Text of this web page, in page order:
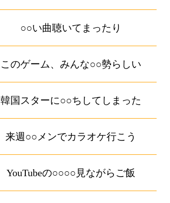
○○い曲聴いてまったり
このゲーム、みんな○○勢らしい
韓国スターに○○ちしてしまった
来週○○メンでカラオケ行こう
YouTubeの○○○○見ながらご飯